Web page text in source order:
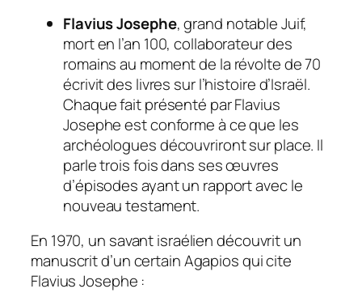
Flavius Josephe, grand notable Juif,
mort en l’an 100, collaborateur des
romains au moment de la révolte de 70
écrivit des livres sur l’histoire d’Israël.
Chaque fait présenté par Flavius
Josephe est conforme à ce que les
archéologues découvriront sur place. Il
parle trois fois dans ses œuvres
d’épisodes ayant un rapport avec le
nouveau testament.
En 1970, un savant israélien découvrit un
manuscrit d’un certain Agapios qui cite
Flavius Josephe :